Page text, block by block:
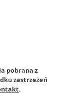
pobrana z
zastrzeżeń
.